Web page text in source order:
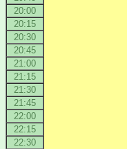
20:00
20:15
20:30
20:45
21:00
21:15
21:30
21:45
22:00
22:15
22:30